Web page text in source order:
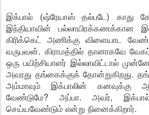
இக்பால் (ஷ்ரேயாஸ் தல்படே) காது
இந்தியாவின்
கிரிக்கெட் அணிக்கு விளையாட
வருபவன். கிராமத்தில் தானாகவே
ஒரு பயிற்சியாளர் இல்லாவிட்டால்
அவரது தங்கைக்குக் தோன்றுகிறது.
அம்மாவும் இக்பாலின் கனவுக்கு
வேண்டுமே? அப்பா. அவர்,
செய்யவேண்டும் என்று நினைக்கிறார்.